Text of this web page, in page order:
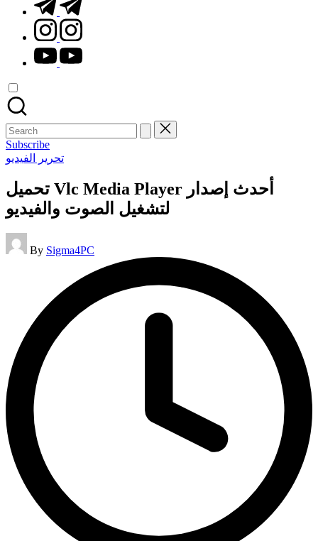
instagram.com
youtube.com
Search
for:
Subscribe
Posted
تحرير الفيديو
تحميل Vlc Media Player أحدث إصدار
لتشغيل الصوت والفيديو
Posted
by
By Sigma4PC